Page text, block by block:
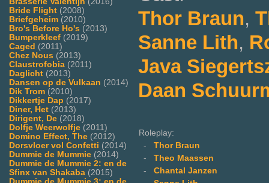
Bride Flight (2008)
Briefgeheim (2010)
Bro's Before Ho's (2013)
Bumperkleef (2019)
Caged (2011)
Chez Nous (2013)
Claustrofobia (2011)
Daglicht (2013)
Dansen op de Vulkaan (2014)
Dik Trom (2010)
Dikkertje Dap (2017)
Diner, Het (2013)
Dirigent, De (2018)
Dolfje Weerwolfje (2011)
Domino Effect, The (2012)
Dorsvloer vol Confetti (2014)
Dummie de Mummie (2014)
Dummie de Mummie 2: en de
Sfinx van Shakaba (2015)
Thor Braun,
Sanne Lith,
Java
Daan
Roleplay:
- Thor Braun
- Theo Maassen
- Chantal Janzen